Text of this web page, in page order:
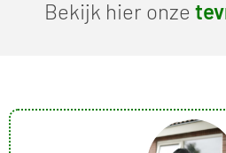
Bekijk hier onze